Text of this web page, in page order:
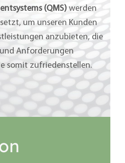
(QMS)werden
um unseren Kunden
anzubieten, die
Anforderungen
somit zufriedenstellen.